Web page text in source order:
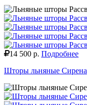
14 500 р. Подробнее
Шторы льняные Сирена